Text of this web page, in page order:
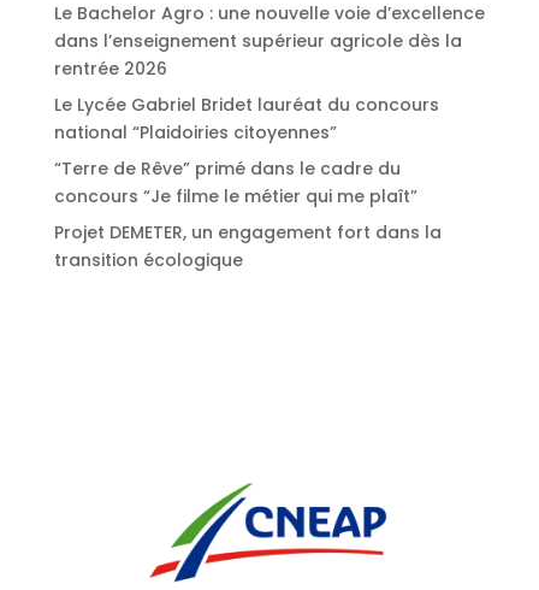
Le Bachelor Agro : une nouvelle voie d’excellence
dans l’enseignement supérieur agricole dès la
rentrée 2026
Le Lycée Gabriel Bridet lauréat du concours
national “Plaidoiries citoyennes”
“Terre de Rêve” primé dans le cadre du
concours “Je filme le métier qui me plaît”
Projet DEMETER, un engagement fort dans la
transition écologique